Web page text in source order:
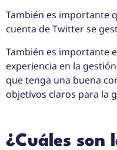
También es importante
cuenta de Twitter se
También es importante
experiencia en la
que tenga una buena
objetivos claros para la
¿Cuáles son